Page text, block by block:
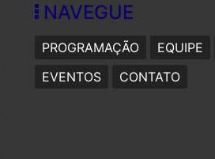
NAVEGUE
PROGRAMAÇÃO EQUIPE
EVENTOS
CONTATO